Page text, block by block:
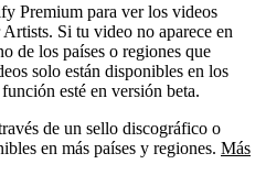
Premium para ver los videos
Si tu video no aparece en
de los países o regiones que
solo están disponibles en los
esté en versión beta.
de un sello discográfico o
en más países y regiones. Más